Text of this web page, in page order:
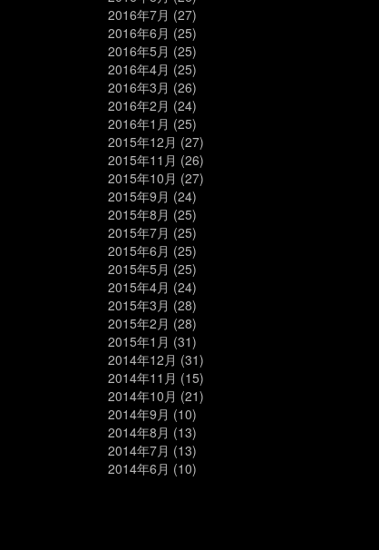
2016年7月 (27)
2016年6月 (25)
2016年5月 (25)
2016年4月 (25)
2016年3月 (26)
2016年2月 (24)
2016年1月 (25)
2015年12月 (27)
2015年11月 (26)
2015年10月 (27)
2015年9月 (24)
2015年8月 (25)
2015年7月 (25)
2015年6月 (25)
2015年5月 (25)
2015年4月 (24)
2015年3月 (28)
2015年2月 (28)
2015年1月 (31)
2014年12月 (31)
2014年11月 (15)
2014年10月 (21)
2014年9月 (10)
2014年8月 (13)
2014年7月 (13)
2014年6月 (10)